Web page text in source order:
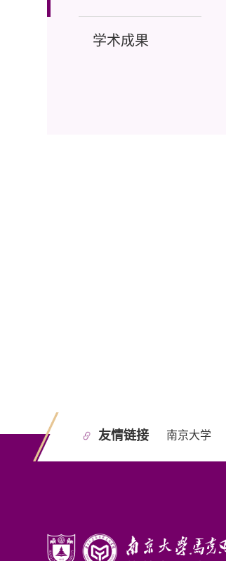
学术成果
友情链接 南京大学